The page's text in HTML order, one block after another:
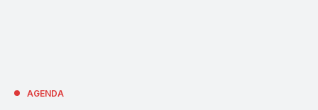
AGENDA